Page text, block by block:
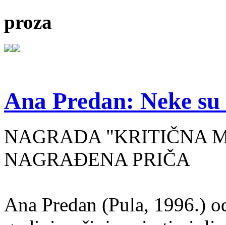
proza
Ana Predan: Neke
NAGRADA "KRITIČNA
NAGRAĐENA PRIČA
Ana Predan (Pula, 1996.)